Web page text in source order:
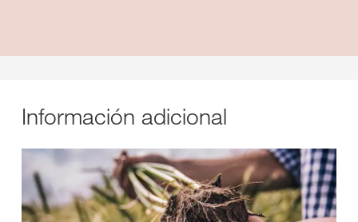
Información adicional